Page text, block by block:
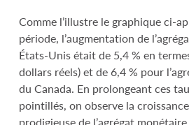
Comme l’illustre le graphique ci-
période, l’augmentation de
États-Unis était de 5,4 % en
dollars réels) et de 6,4 % pour
du Canada. En prolongeant ces
pointillés, on observe la